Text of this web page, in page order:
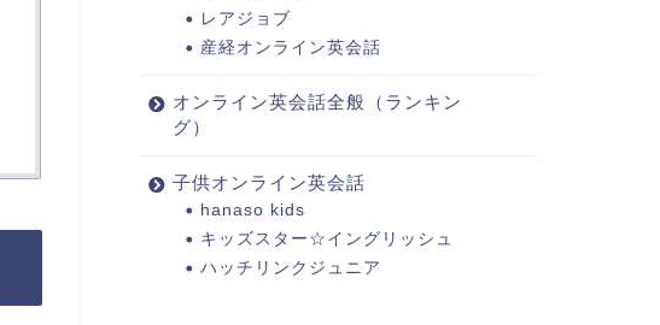
レアジョブ
産経オンライン英会話
オンライン英会話全般（ランキン
グ）
子供オンライン英会話
hanaso kids
キッズスター☆イングリッシュ
ハッチリンクジュニア